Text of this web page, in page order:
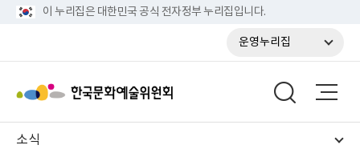
이 누리집은 대한민국 공식 전자정부 누리집입니다.
운영누리집
소식